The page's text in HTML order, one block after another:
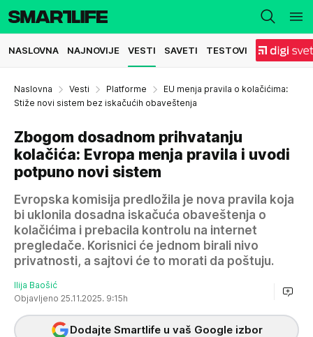
NASLOVNA NAJNOVIJE VESTI SAVETI TESTOVI
Naslovna Vesti Platforme
EU menja pravila o kolačićima:
Stiže novi sistem bez iskačućih obaveštenja
Zbogom dosadnom prihvatanju
kolačića: Evropa menja pravila i uvodi
potpuno novi sistem
Evropska komisija predložila je nova pravila koja
bi uklonila dosadna iskačuća obaveštenja o
kolačićima i prebacila kontrolu na internet
pregledače. Korisnici će jednom birali nivo
privatnosti, a sajtovi će to morati da poštuju.
Ilija Baošić
Objavljeno 25.11.2025. 9:15h
Dodajte Smartlife u vaš Google izbor